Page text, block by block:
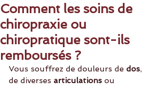
Comment les soins de
chiropraxie ou
chiropratique sont-ils
remboursés ?
Vous souffrez de douleurs de dos,
de diverses articulations ou